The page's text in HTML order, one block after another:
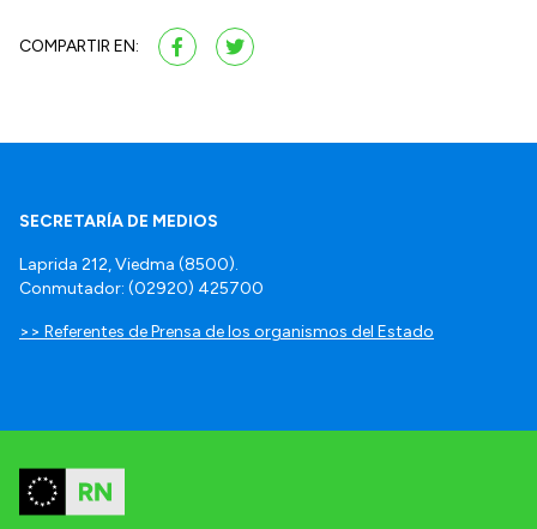
COMPARTIR EN:
SECRETARÍA DE MEDIOS
Laprida 212, Viedma (8500).
Conmutador: (02920) 425700
>> Referentes de Prensa de los organismos del Estado